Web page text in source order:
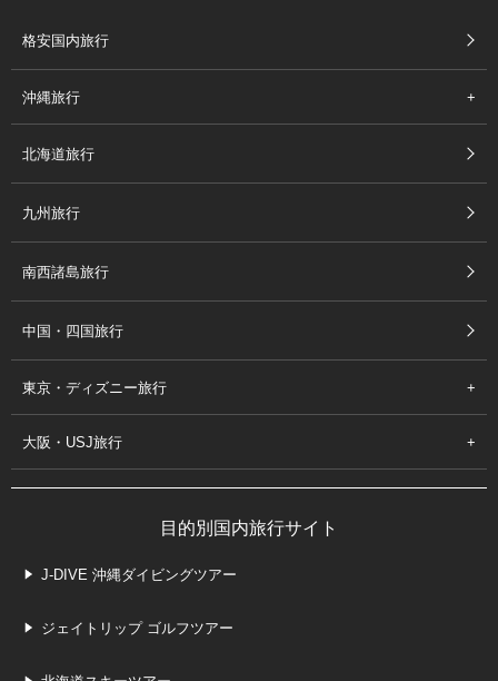
格安国内旅行
沖縄旅行
北海道旅行
九州旅行
南西諸島旅行
中国・四国旅行
東京・ディズニー旅行
大阪・USJ旅行
目的別国内旅行サイト
J-DIVE 沖縄ダイビングツアー
ジェイトリップ ゴルフツアー